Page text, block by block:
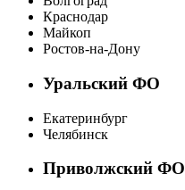
Краснодар
Майкоп
Ростов-на-Дону
Уральский ФО
Екатеринбург
Челябинск
Приволжский ФО